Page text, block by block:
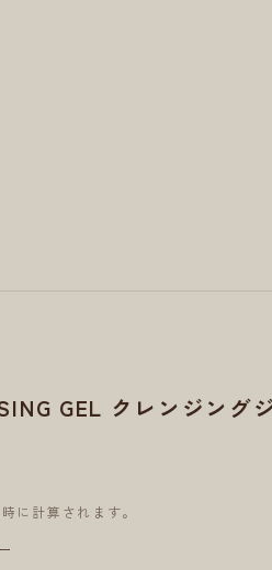
GEL クレンジング
に計算されます。